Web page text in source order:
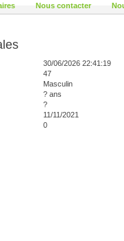
Nous contacter
30/06/2026 22:41:19
47
Masculin
? ans
?
11/11/2021
0